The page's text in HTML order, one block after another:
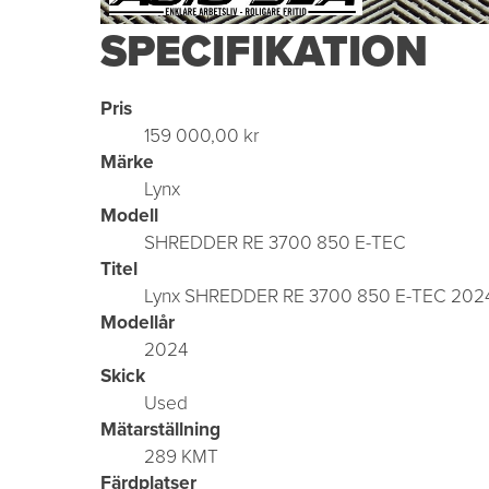
SPECIFIKATION
Pris
159 000,00 kr
Märke
Lynx
Modell
SHREDDER RE 3700 850 E-TEC
Titel
Lynx SHREDDER RE 3700 850 E-TEC
Modellår
2024
Skick
Used
Mätarställning
289 KMT
Färdplatser